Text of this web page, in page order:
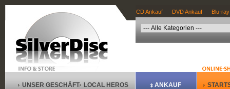
CD Ankauf DVD Ankauf Blu-
UNSER GESCHÄFT LOCAL HEROS ANKAUF